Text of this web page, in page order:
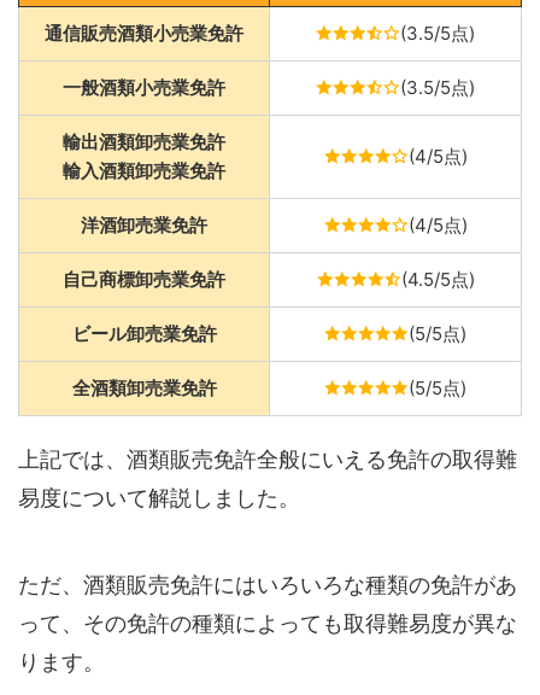
通信販売酒類小売業免許 (3.5/5点)
一般酒類小売業免許 (3.5/5点)
輸出酒類卸売業免許
輸入酒類卸売業免許
(4/5点)
洋酒卸売業免許 (4/5点)
自己商標卸売業免許 (4.5/5点)
ビール卸売業免許 (5/5点)
全酒類卸売業免許 (5/5点)
上記では、酒類販売免許全般にいえる免許の取得難
易度について解説しました。
ただ、酒類販売免許にはいろいろな種類の免許があ
って、その免許の種類によっても取得難易度が異な
ります。